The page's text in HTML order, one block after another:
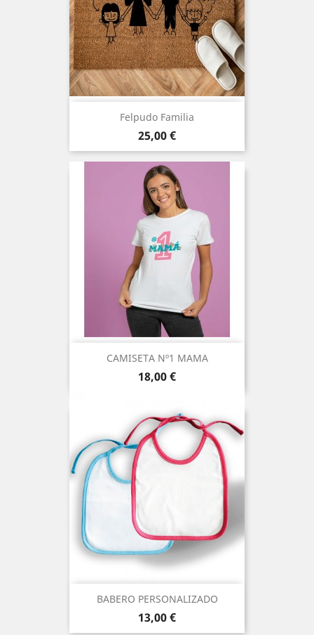
Felpudo Familia
Precio
25,00 €
CAMISETA Nº1 MAMA
Precio
18,00 €
BABERO PERSONALIZADO
Precio
13,00 €